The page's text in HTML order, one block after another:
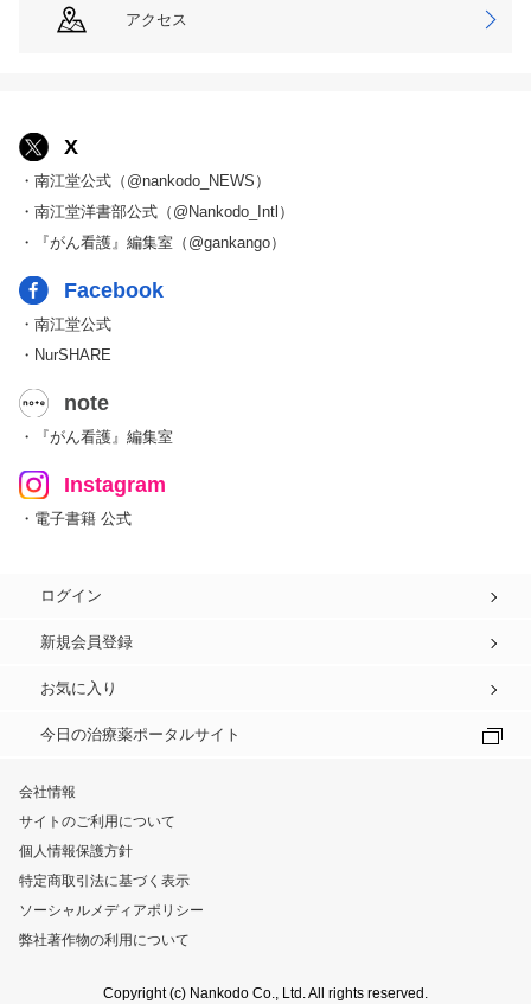
アクセス
X
・南江堂公式（@nankodo_NEWS）
・南江堂洋書部公式（@Nankodo_Intl）
・『がん看護』編集室（@gankango）
Facebook
・南江堂公式
・NurSHARE
note
・『がん看護』編集室
Instagram
・電子書籍 公式
ログイン
新規会員登録
お気に入り
今日の治療薬ポータルサイト
会社情報
サイトのご利用について
個人情報保護方針
特定商取引法に基づく表示
ソーシャルメディアポリシー
弊社著作物の利用について
Copyright (c) Nankodo Co., Ltd. All rights reserved.